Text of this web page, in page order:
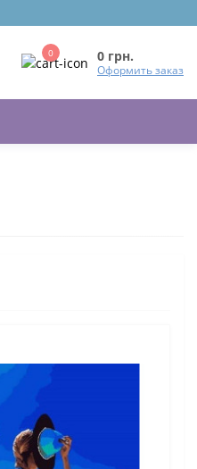
0 0 грн.
Оформить заказ